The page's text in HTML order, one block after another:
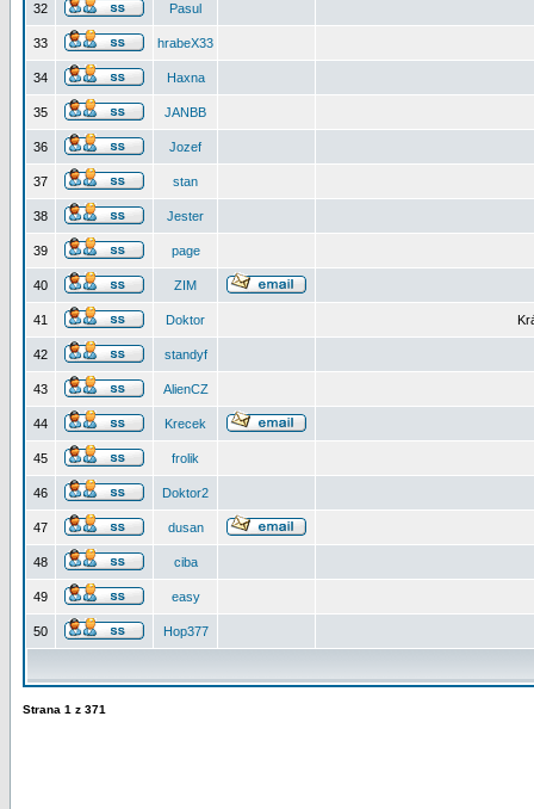
32 Pasul
33 hrabeX33
34 Haxna
35 JANBB
36 Jozef
37 stan
38 Jester
39 page
40 ZIM
41 Doktor
42 standyf
43 AlienCZ
44 Krecek
45 frolik
46 Doktor2
47 dusan
48 ciba
49 easy
50 Hop377
Strana 1 z 371